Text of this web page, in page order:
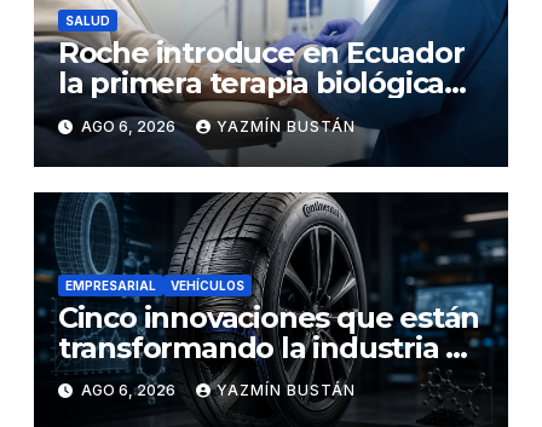
SALUD
Roche introduce en Ecuador
la primera terapia biológica
de precisión capaz de
detener el daño renal por
nefritis lúpica
AGO 6, 2026 YAZMÍN BUSTÁN
EMPRESARIAL VEHÍCULOS
Cinco innovaciones que están
transformando la industria de
los neumáticos y redefinen el
futuro de la movilidad
AGO 6, 2026 YAZMÍN BUSTÁN